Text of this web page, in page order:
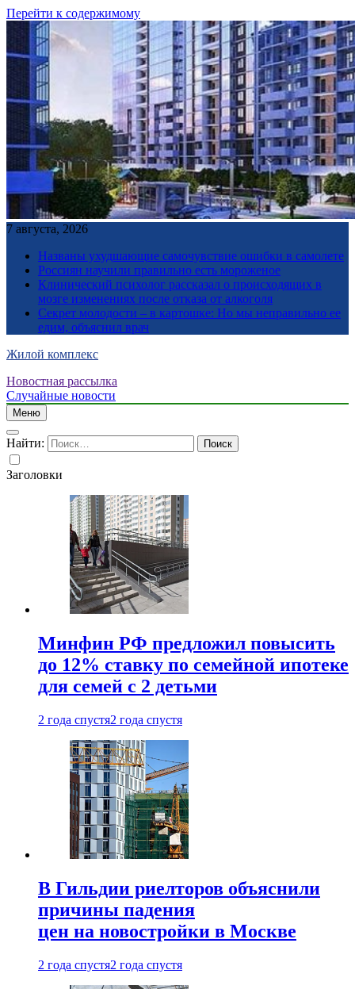
Перейти к содержимому
7 августа, 2026
Названы ухудшающие самочувствие ошибки в самолете
Россиян научили правильно есть мороженое
Клинический психолог рассказал о происходящих в
мозге изменениях после отказа от алкоголя
Секрет молодости – в картошке: Но мы неправильно ее
едим, объяснил врач
Жилой комплекс
Новостная рассылка
Случайные новости
Меню
Найти:
Заголовки
Минфин РФ предложил повысить
до 12% ставку по семейной ипотеке
для семей с 2 детьми
2 года спустя2 года спустя
В Гильдии риелторов объяснили
причины падения
цен на новостройки в Москве
2 года спустя2 года спустя